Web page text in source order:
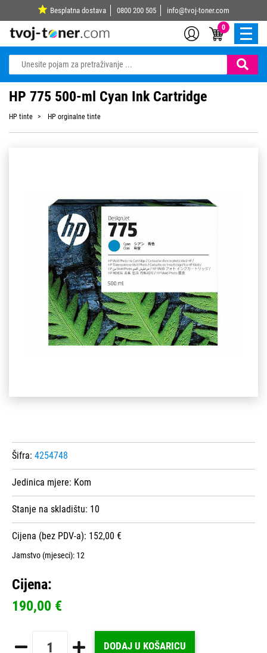
Besplatna dostava 0800 200 505 info@tvoj-toner.com
0
HP 775 500-ml Cyan Ink Cartridge
HP tinte HP orginalne tinte
Šifra: 4254748
Jedinica mjere: Kom
Stanje na skladištu: 10
Cijena (bez PDV-a): 152,00 €
Jamstvo (mjeseci): 12
Cijena:
190,00 €
DODAJ U KOŠARICU